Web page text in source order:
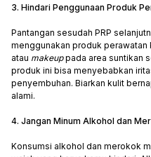
3. Hindari Penggunaan Produk
Pantangan sesudah PRP
menggunakan produk
atau makeuppada area suntikan
produk ini bisa menyebabkan
penyembuhan. Biarkan kulit
alami.
4. Jangan Minum Alkohol dan
Konsumsi alkohol dan merokok